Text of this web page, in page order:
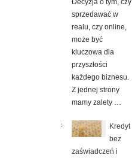
Decyzja o tym, czy
sprzedawać w
realu, czy online,
może być
kluczowa dla
przyszłości
każdego biznesu.
Z jednej strony
mamy zalety …
Kredyt
bez
zaświadczeń i